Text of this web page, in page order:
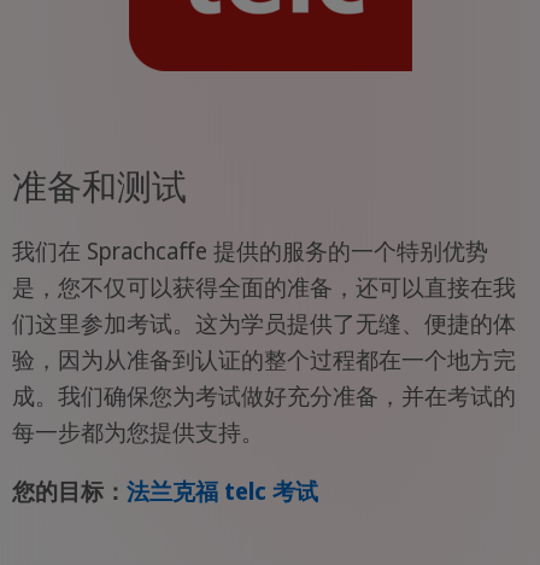
准备和测试
我们在 Sprachcaffe 提供的服务的一个特别优势
是，您不仅可以获得全面的准备，还可以直接在我
们这里参加考试。这为学员提供了无缝、便捷的体
验，因为从准备到认证的整个过程都在一个地方完
成。我们确保您为考试做好充分准备，并在考试的
每一步都为您提供支持。
您的目标： 法兰克福 telc 考试